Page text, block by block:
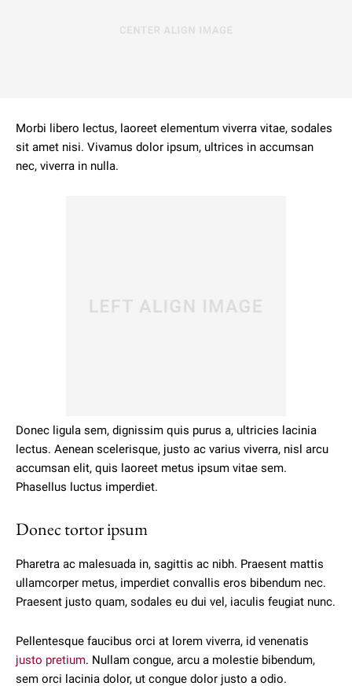
Morbi libero lectus, laoreet elementum viverra vitae, sodales
sit amet nisi. Vivamus dolor ipsum, ultrices in accumsan
nec, viverra in nulla.
Donec ligula sem, dignissim quis purus a, ultricies lacinia
lectus. Aenean scelerisque, justo ac varius viverra, nisl arcu
accumsan elit, quis laoreet metus ipsum vitae sem.
Phasellus luctus imperdiet.
Donec tortor ipsum
Pharetra ac malesuada in, sagittis ac nibh. Praesent mattis
ullamcorper metus, imperdiet convallis eros bibendum nec.
Praesent justo quam, sodales eu dui vel, iaculis feugiat nunc.
Pellentesque faucibus orci at lorem viverra, id venenatis
justo pretium. Nullam congue, arcu a molestie bibendum,
sem orci lacinia dolor, ut congue dolor justo a odio.